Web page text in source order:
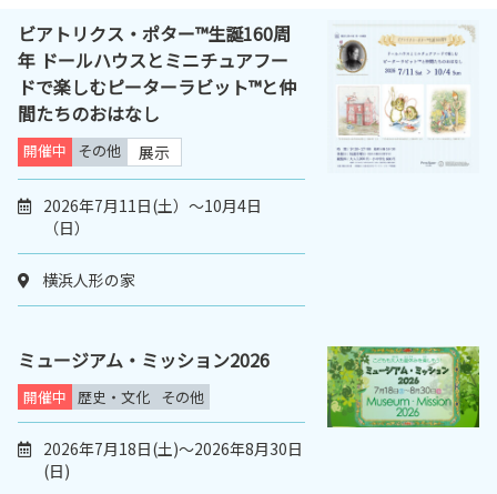
ビアトリクス・ポター™生誕160周
年 ドールハウスとミニチュアフー
ドで楽しむピーターラビット™と仲
間たちのおはなし
開催中 その他 展示
2026年7月11日(土）～10月4日
（日）
横浜人形の家
ミュージアム・ミッション2026
開催中 歴史・文化 その他
2026年7月18日(土)～2026年8月30日
(日)